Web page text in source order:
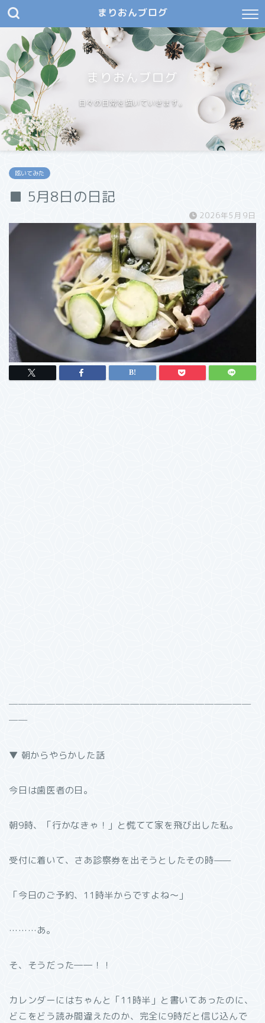
まりおんブログ
まりおんブログ
日々の日常を描いていきます。
呟いてみた
■ 5月8日の日記
2026年5月9日
──────────────────────────
──
▼ 朝からやらかした話
今日は歯医者の日。
朝9時、「行かなきゃ！」と慌てて家を飛び出した私。
受付に着いて、さあ診察券を出そうとしたその時——
「今日のご予約、11時半からですよね〜」
………あ。
そ、そうだった――！！
カレンダーにはちゃんと「11時半」と書いてあったのに、
どこをどう読み間違えたのか、完全に9時だと信じ込んで